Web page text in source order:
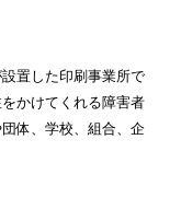
置した印刷事業所で
かけてくれる障害者
体、学校、組合、企